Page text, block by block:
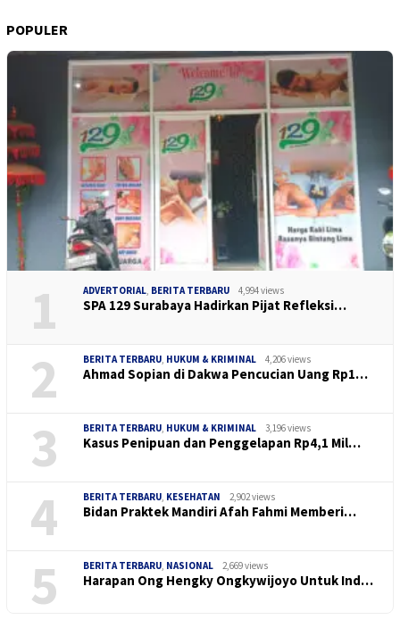
POPULER
1 ADVERTORIAL, BERITA TERBARU 4,994 views
SPA 129 Surabaya Hadirkan Pijat Refleksi…
2 BERITA TERBARU, HUKUM & KRIMINAL 4,206 views
Ahmad Sopian di Dakwa Pencucian Uang Rp1…
3 BERITA TERBARU, HUKUM & KRIMINAL 3,196 views
Kasus Penipuan dan Penggelapan Rp4,1 Mil…
4 BERITA TERBARU, KESEHATAN 2,902 views
Bidan Praktek Mandiri Afah Fahmi Memberi…
5 BERITA TERBARU, NASIONAL 2,669 views
Harapan Ong Hengky Ongkywijoyo Untuk Ind…